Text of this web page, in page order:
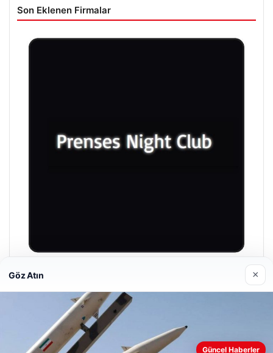
Son Eklenen Firmalar
Prenses Night Club
29 Nisan 2026
Göz Atın ×
Güncel Haberler